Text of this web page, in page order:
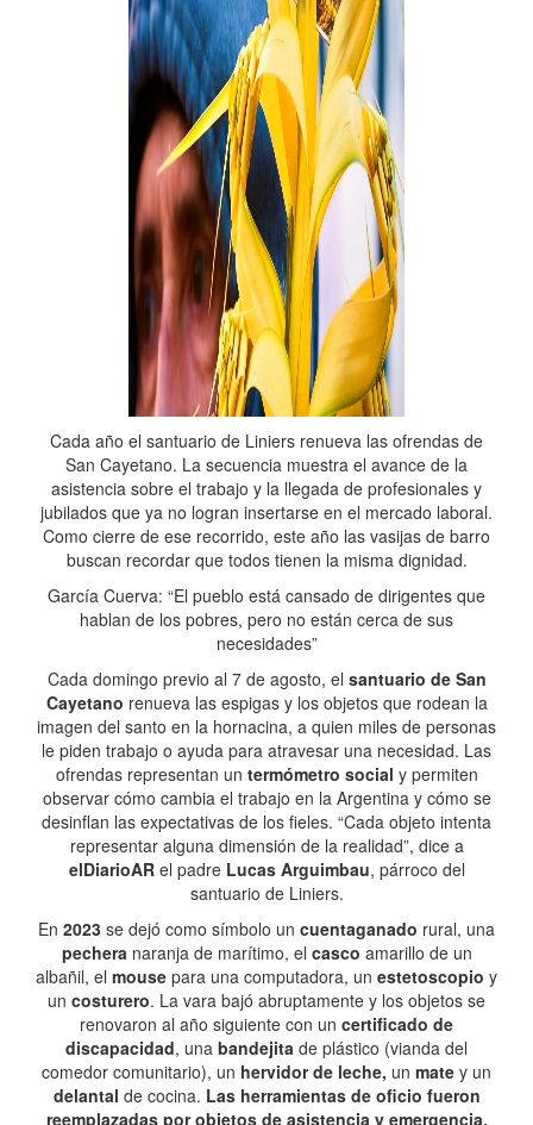
Cada año el santuario de Liniers renueva las ofrendas de
San Cayetano. La secuencia muestra el avance de la
asistencia sobre el trabajo y la llegada de profesionales y
jubilados que ya no logran insertarse en el mercado laboral.
Como cierre de ese recorrido, este año las vasijas de barro
buscan recordar que todos tienen la misma dignidad.
García Cuerva: “El pueblo está cansado de dirigentes que
hablan de los pobres, pero no están cerca de sus
necesidades”
Cada domingo previo al 7 de agosto, el santuario de San
Cayetano renueva las espigas y los objetos que rodean la
imagen del santo en la hornacina, a quien miles de personas
le piden trabajo o ayuda para atravesar una necesidad. Las
ofrendas representan un termómetro social y permiten
observar cómo cambia el trabajo en la Argentina y cómo se
desinflan las expectativas de los fieles. “Cada objeto intenta
representar alguna dimensión de la realidad”, dice a
elDiarioARel padre Lucas Arguimbau, párroco del
santuario de Liniers.
En 2023 se dejó como símbolo un cuentaganado rural, una
pecheranaranja de marítimo, el casco amarillo de un
albañil, el mouse para una computadora, un estetoscopio y
un costurero. La vara bajó abruptamente y los objetos se
renovaron al año siguiente con un certificado de
discapacidad, una bandejita de plástico (vianda del
comedor comunitario), un hervidor de leche, un mate y un
delantal de cocina. Las herramientas de oficio fueron
reemplazadas por objetos de asistencia y emergencia.